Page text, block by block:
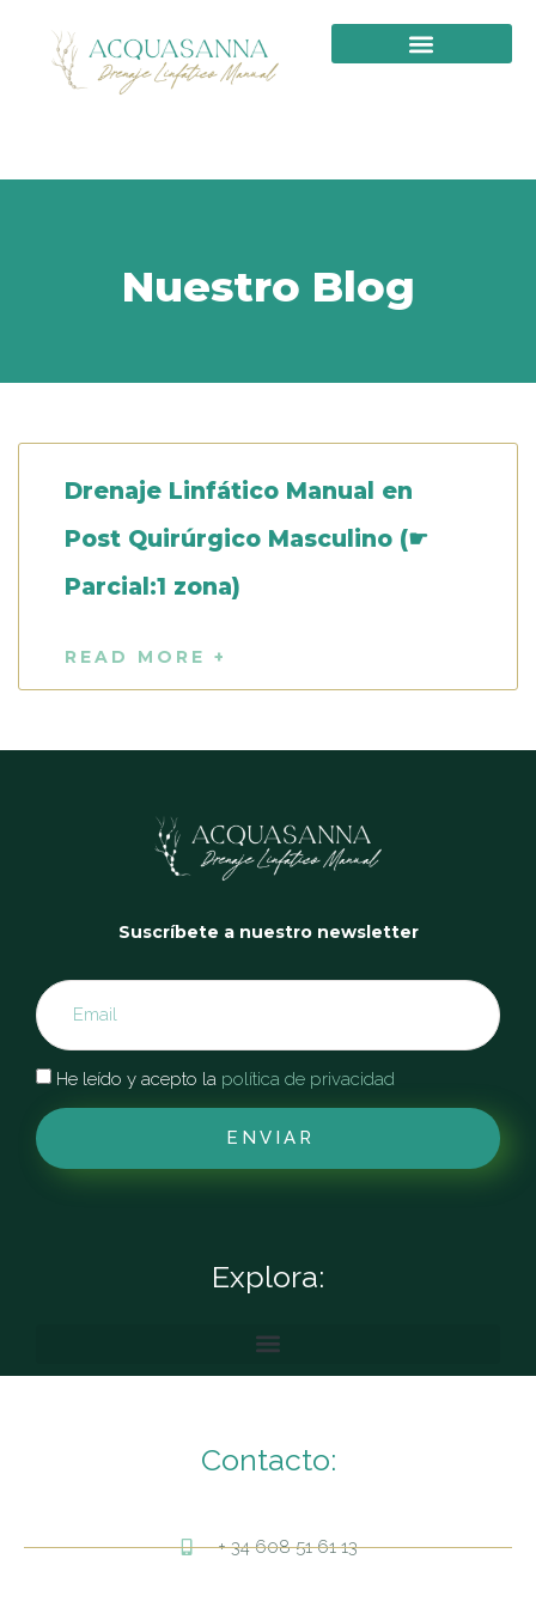
Nuestro Blog
Drenaje Linfático Manual en
Post Quirúrgico Masculino (☛
Parcial:1 zona)
READ MORE +
Suscríbete a nuestro newsletter
He leído y acepto la política de privacidad
ENVIAR
Explora:
Contacto:
+ 34 608 51 61 13